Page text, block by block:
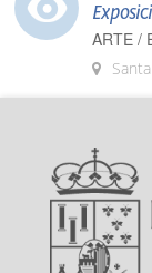
ARTE /